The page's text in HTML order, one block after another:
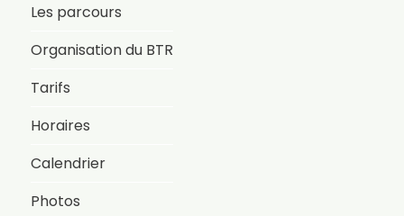
Les parcours
Organisation du BTR
Tarifs
Horaires
Calendrier
Photos